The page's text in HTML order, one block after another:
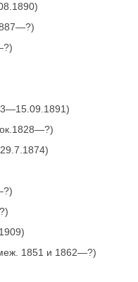
1851 и 1862—?)